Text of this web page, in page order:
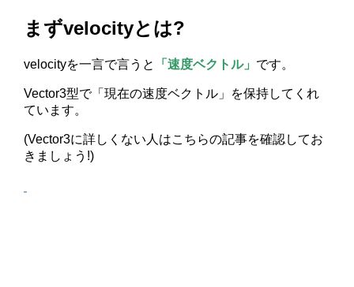
まずvelocityとは?
velocityを一言で言うと 「速度ベクトル」 です。
Vector3型で「現在の速度ベクトル」を保持してくれ
ています。
(Vector3に詳しくない人はこちらの記事を確認してお
きましょう!)